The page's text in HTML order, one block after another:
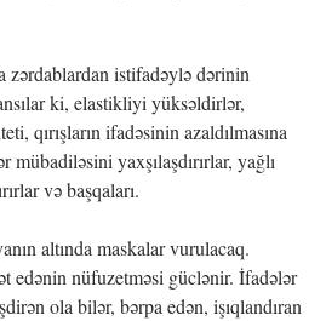
zərdablardan istifadəylə dərinin
ki, elastikliyi yüksəldirlər,
qırışların ifadəsinin azaldılmasına
mübadiləsini yaxşılaşdırırlar, yağlı
və başqaları.
altında maskalar vurulacaq.
edənin nüfuzetməsi güclənir. İfadələr
ola bilər, bərpa edən, işıqlandıran